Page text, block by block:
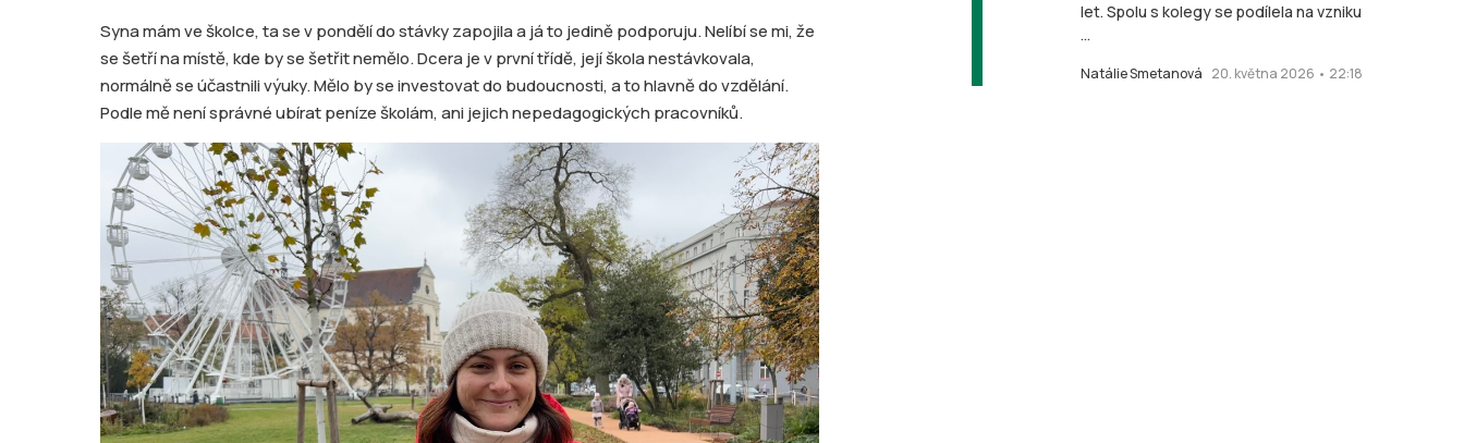
Syna mám ve školce, ta se v pondělí do stávky zapojila a já to jedině podporuju. Nelíbí se mi, že
se šetří na místě, kde by se šetřit nemělo. Dcera je v první třídě, její škola nestávkovala,
normálně se účastnili výuky. Mělo by se investovat do budoucnosti, a to hlavně do vzdělání.
Podle mě není správné ubírat peníze školám, ani jejich nepedagogických pracovníků.
let. Spolu s kolegy se podílela na vzniku
...
Natálie Smetanová 20. května 2026 • 22:18